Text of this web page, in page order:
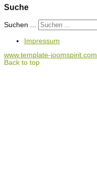
Suche
Suchen ...
Impressum
www.template-joomspirit.com
Back to top